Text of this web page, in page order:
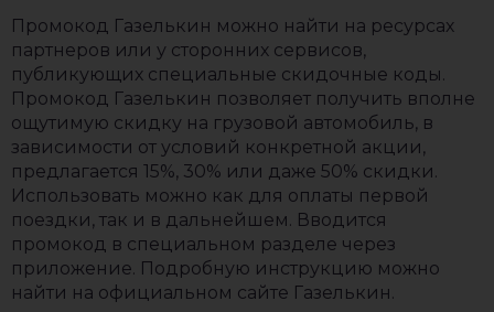
Промокод Газелькин можно найти на ресурсах
партнеров или у сторонних сервисов,
публикующих специальные скидочные коды.
Промокод Газелькин позволяет получить вполне
ощутимую скидку на грузовой автомобиль, в
зависимости от условий конкретной акции,
предлагается 15%, 30% или даже 50% скидки.
Использовать можно как для оплаты первой
поездки, так и в дальнейшем. Вводится
промокод в специальном разделе через
приложение. Подробную инструкцию можно
найти на официальном сайте Газелькин.